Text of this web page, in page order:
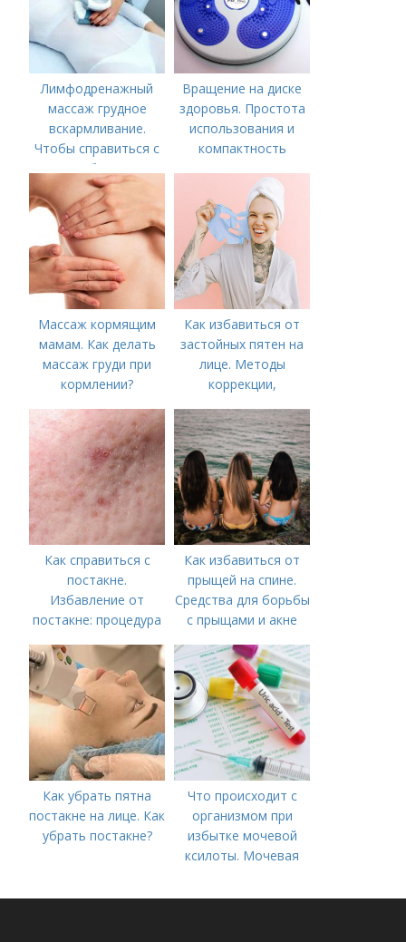
Лимфодренажный
массаж грудное
вскармливание.
Чтобы справиться с
нагрубанием,
необходимо
предпринять
следующие действия:
Вращение на диске
здоровья. Простота
использования и
компактность
Массаж кормящим
мамам. Как делать
массаж груди при
кормлении?
Как избавиться от
застойных пятен на
лице. Методы
коррекции,
акне и удаления
рубцов и шрамов
постакне
Как справиться с
постакне.
Избавление от
постакне: процедура
Как избавиться от
прыщей на спине.
Средства для борьбы
с прыщами и акне
Как убрать пятна
постакне на лице. Как
убрать постакне?
Что происходит с
организмом при
избытке мочевой
ксилоты. Мочевая
норма и отклонения